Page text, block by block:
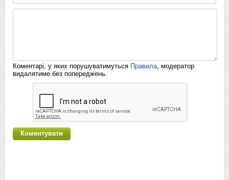
Коментарі, у яких порушуватимуться Правила, модератор
видалятиме без попереджень.